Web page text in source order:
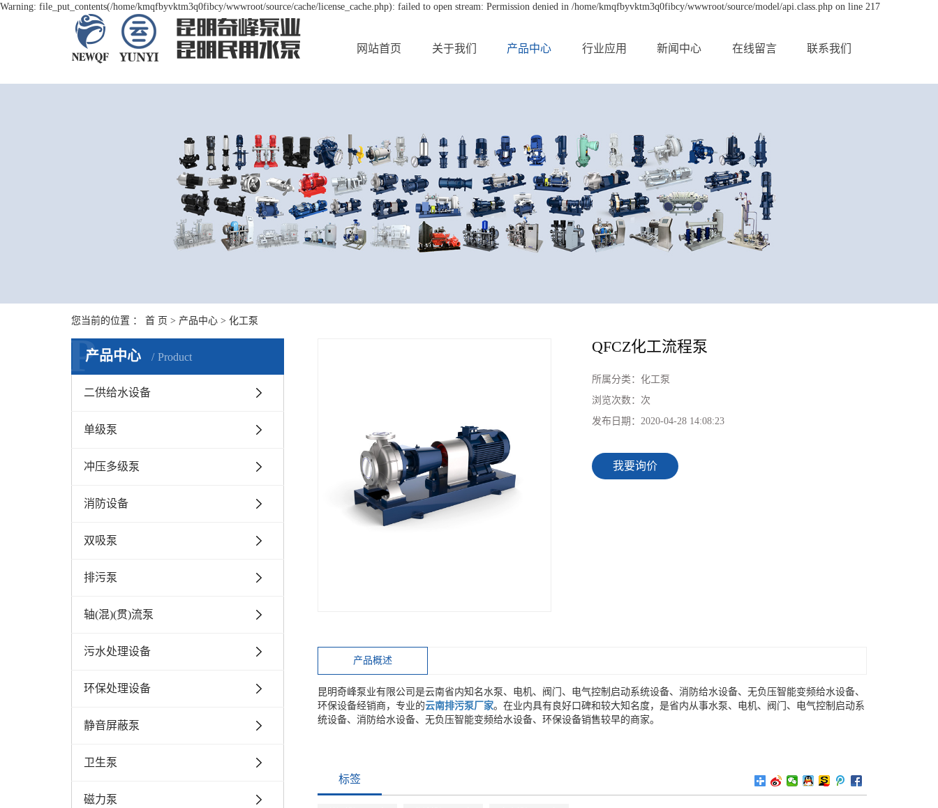
Warning: file_put_contents(/home/kmqfbyvktm3q0fibcy/wwwroot/source/cache/license_cache.php): failed to open stream: Permission denied in /home/kmqfbyvktm3q0fibcy/wwwroot/source/model/api.class.php on line 217
网站首页 关于我们 产品中心 行业应用 新闻中心 在线留言 联系我们
您当前的位置 ： 首 页 > 产品中心 > 化工泵
产品中心 Product
P
二供给水设备
单级泵
冲压多级泵
消防设备
双吸泵
排污泵
轴(混)(贯)流泵
污水处理设备
环保处理设备
静音屏蔽泵
卫生泵
磁力泵
QFCZ化工流程泵
所属分类：化工泵
浏览次数：次
发布日期：2020-04-28 14:08:23
我要询价
产品概述
昆明奇峰泵业有限公司是云南省内知名水泵、电机、阀门、电气控制启动系统设备、消防给水设备、无负压智能变频给水设备、
环保设备经销商，专业的云南排污泵厂家。在业内具有良好口碑和较大知名度，是省内从事水泵、电机、阀门、电气控制启动系
统设备、消防给水设备、无负压智能变频给水设备、环保设备销售较早的商家。
标签